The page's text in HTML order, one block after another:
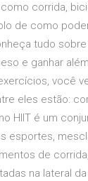
corrida,
de como
tudo
e ganhar
você
eles estão:
HIIT é um
esportes,
de
na lateral